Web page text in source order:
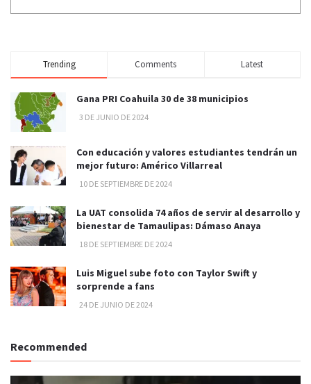
Trending Comments Latest
Gana PRI Coahuila 30 de 38 municipios
3 DE JUNIO DE 2024
Con educación y valores estudiantes tendrán un
mejor futuro: Américo Villarreal
10 DE SEPTIEMBRE DE 2024
La UAT consolida 74 años de servir al desarrollo y
bienestar de Tamaulipas: Dámaso Anaya
18 DE SEPTIEMBRE DE 2024
Luis Miguel sube foto con Taylor Swift y
sorprende a fans
24 DE JUNIO DE 2024
Recommended